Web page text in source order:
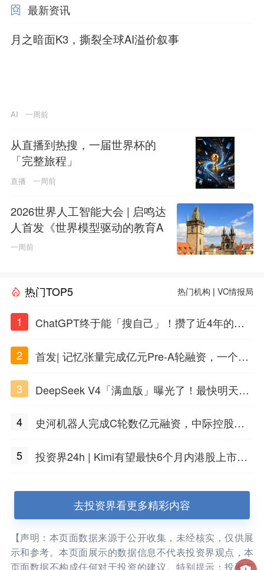
最新资讯
月之暗面K3，撕裂全球AI溢价叙事
AI 一周前
从直播到热搜，一届世界杯的
「完整旅程」
直播 一周前
2026世界人工智能大会 | 启鸣达
人首发《世界模型驱动的教育A
GI白皮书》
一周前
热门TOP5 热门机构 |VC情报局
1
ChatGPT终于能「搜自己」！攒了近4年的对
2
首发| 记忆张量完成亿元Pre-A轮融资，一个上
3
DeepSeek V4「满血版」曝光了！最快明天发
4
史河机器人完成C轮数亿元融资，中际控股领
5
投资界24h | Kimi有望最快6个月内港股上市；
去投资界看更多精彩内容
【声明：本页面数据来源于公开收集，未经核实，仅供展
示和参考。本页面展示的数据信息不代表投资界观点，本
页面数据不构成任何对于投资的建议。特别提示：投资有